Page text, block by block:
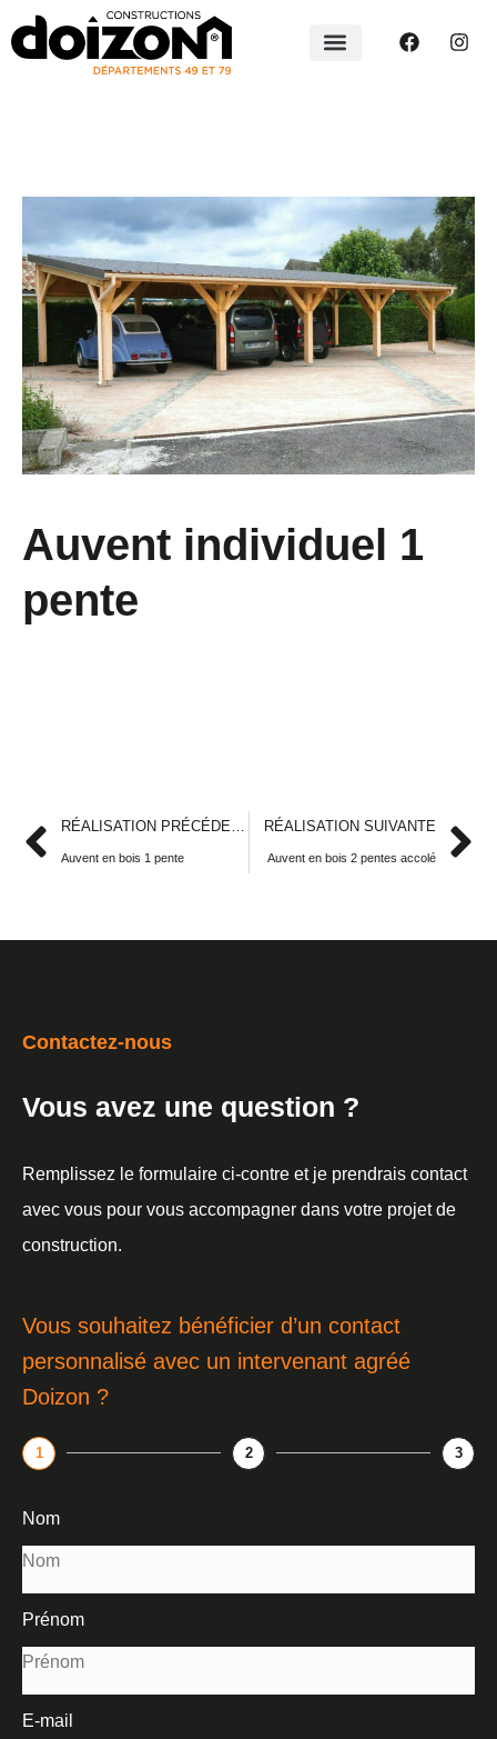
Auvent individuel 1
pente
Auvent en bois 1 pente
RÉALISATION SUIVANTE
Auvent en bois 2 pentes accolé
Contactez-nous
Vous avez une question ?
Remplissez le formulaire ci-contre et je prendrais contact
avec vous pour vous accompagner dans votre projet de
construction.
Vous souhaitez bénéficier d’un contact
personnalisé avec un intervenant agréé
Doizon ?
1 2 3
Nom
Prénom
E-mail